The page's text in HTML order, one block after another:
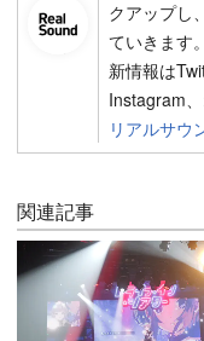
クアップし
ていきます
新情報は
Instagram
リアルサウ
関連記事